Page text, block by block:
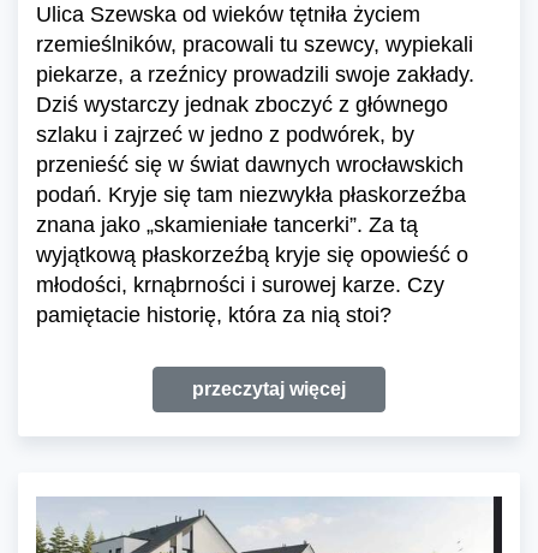
Ulica Szewska od wieków tętniła życiem
rzemieślników, pracowali tu szewcy, wypiekali
piekarze, a rzeźnicy prowadzili swoje zakłady.
Dziś wystarczy jednak zboczyć z głównego
szlaku i zajrzeć w jedno z podwórek, by
przenieść się w świat dawnych wrocławskich
podań. Kryje się tam niezwykła płaskorzeźba
znana jako „skamieniałe tancerki”. Za tą
wyjątkową płaskorzeźbą kryje się opowieść o
młodości, krnąbrności i surowej karze. Czy
pamiętacie historię, która za nią stoi?
przeczytaj więcej